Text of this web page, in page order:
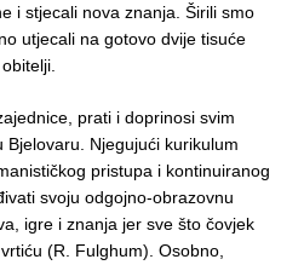
i stjecali nova znanja. Širili smo
utjecali na gotovo dvije tisuće
prati i doprinosi svim
Njegujući kurikulum
pristupa i kontinuiranog
svoju odgojno-obrazovnu
igre i znanja jer sve što čovjek
(R. Fulghum). Osobno,